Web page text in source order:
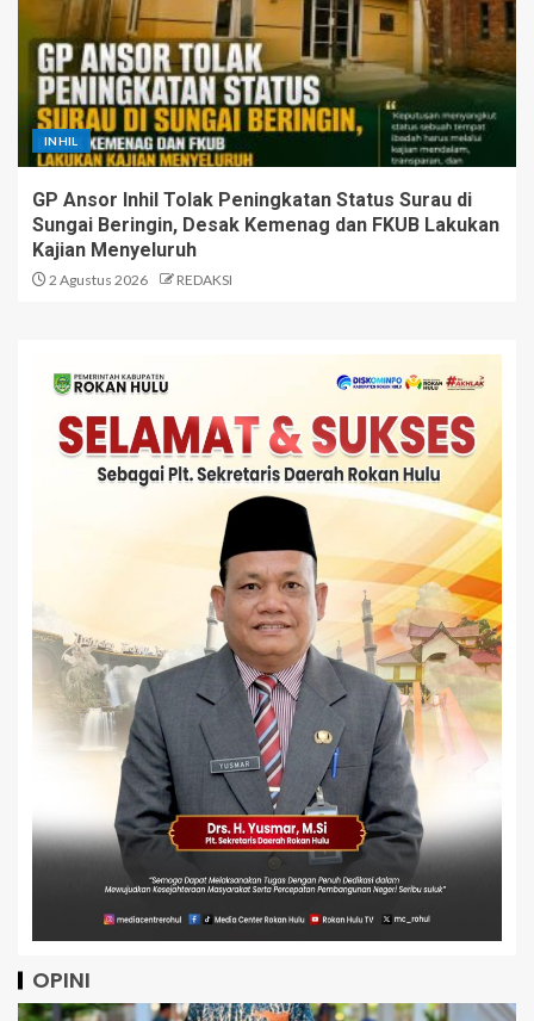
INHIL
GP Ansor Inhil Tolak Peningkatan Status Surau di
Sungai Beringin, Desak Kemenag dan FKUB Lakukan
Kajian Menyeluruh
2 Agustus 2026 REDAKSI
OPINI